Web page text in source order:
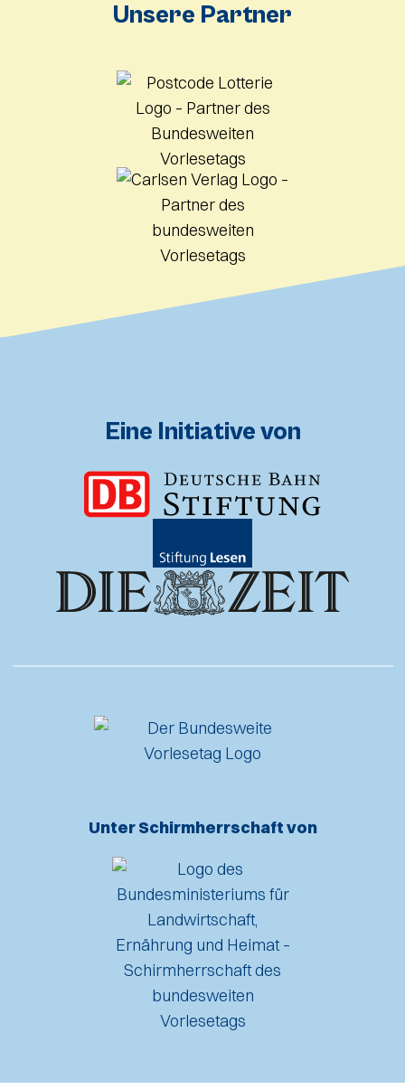
Unsere Partner
Eine Initiative von
Unter Schirmherrschaft von